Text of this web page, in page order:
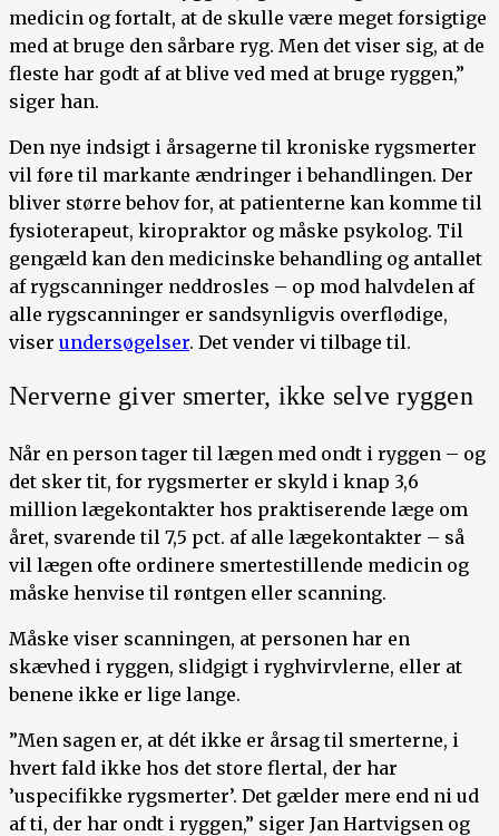
medicin og fortalt, at de skulle være meget forsigtige
med at bruge den sårbare ryg. Men det viser sig, at de
fleste har godt af at blive ved med at bruge ryggen,”
siger han.
Den nye indsigt i årsagerne til kroniske rygsmerter
vil føre til markante ændringer i behandlingen. Der
bliver større behov for, at patienterne kan komme til
fysioterapeut, kiropraktor og måske psykolog. Til
gengæld kan den medicinske behandling og antallet
af rygscanninger neddrosles – op mod halvdelen af
alle rygscanninger er sandsynligvis overflødige,
viser undersøgelser. Det vender vi tilbage til.
Nerverne giver smerter, ikke selve ryggen
Når en person tager til lægen med ondt i ryggen – og
det sker tit, for rygsmerter er skyld i knap 3,6
million lægekontakter hos praktiserende læge om
året, svarende til 7,5 pct. af alle lægekontakter – så
vil lægen ofte ordinere smertestillende medicin og
måske henvise til røntgen eller scanning.
Måske viser scanningen, at personen har en
skævhed i ryggen, slidgigt i ryghvirvlerne, eller at
benene ikke er lige lange.
”Men sagen er, at dét ikke er årsag til smerterne, i
hvert fald ikke hos det store flertal, der har
’uspecifikke rygsmerter’. Det gælder mere end ni ud
af ti, der har ondt i ryggen,” siger Jan Hartvigsen og